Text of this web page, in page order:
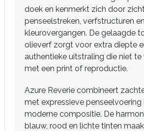
doek en kenmerkt zich door
penseelstreken, verfstructuren
kleurovergangen. De gelaagde
olieverf zorgt voor extra diepte
authentieke uitstraling die niet te
met een print of reproductie.
Azure Reverie combineert
met expressieve penseelvoering
moderne compositie. De
blauw, rood en lichte tinten